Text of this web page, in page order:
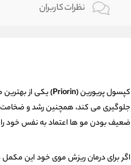
نظرات کاربران
کپسول پریورین(Priorin)
یکی از
جلوگیری می کند، همچنین رشد و ضخامت
ضعیف بودن مو ها اعتماد به نفس خود
اگر برای درمان ریزش موی خود این مکمل